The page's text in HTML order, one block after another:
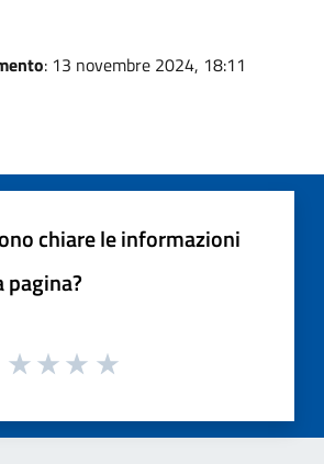
: 13 novembre 2024, 18:11
chiare le informazioni
pagina?